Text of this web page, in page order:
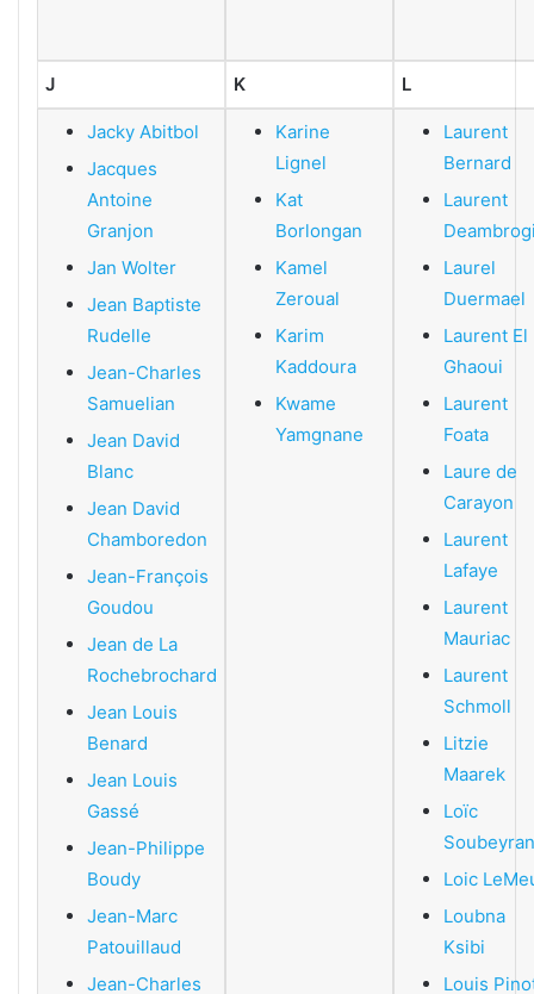
J K L
Jacky Abitbol
Jacques
Antoine
Granjon
Jan Wolter
Jean Baptiste
Rudelle
Jean-Charles
Samuelian
Jean David
Blanc
Jean David
Chamboredon
Jean-François
Goudou
Jean de La
Rochebrochard
Jean Louis
Benard
Jean Louis
Gassé
Jean-Philippe
Boudy
Jean-Marc
Patouillaud
Jean-Charles
Karine
Lignel
Kat
Borlongan
Kamel
Zeroual
Karim
Kaddoura
Kwame
Yamgnane
Laurent
Bernard
Laurent
Laurel
Duermael
Laurent El
Ghaoui
Laurent
Foata
Laure de
Carayon
Laurent
Lafaye
Laurent
Mauriac
Laurent
Schmoll
Litzie
Maarek
Loïc
Loic
Loubna
Ksibi
Louis